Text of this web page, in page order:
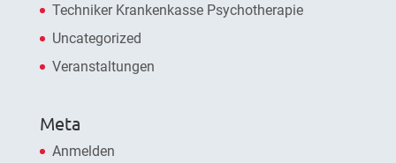
Techniker Krankenkasse Psychotherapie
Uncategorized
Veranstaltungen
Meta
Anmelden